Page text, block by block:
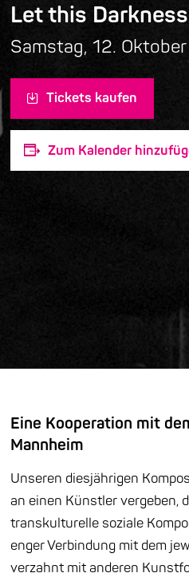
Let this
Samstag, 12.
Tickets kaufen
Zum Kalender
Eine Kooperation mit
Mannheim
Unseren diesjährigen
an einen Künstler vergeben,
transkulturelle soziale
enger Verbindung mit dem
verzahnt mit anderen